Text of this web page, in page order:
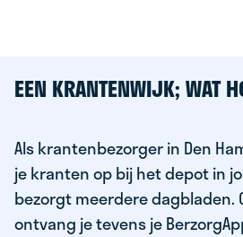
EEN KRANTENWIJK; WAT
Als krantenbezorger in Den
je kranten op bij het depot in
bezorgt meerdere dagbladen.
ontvang je tevens je